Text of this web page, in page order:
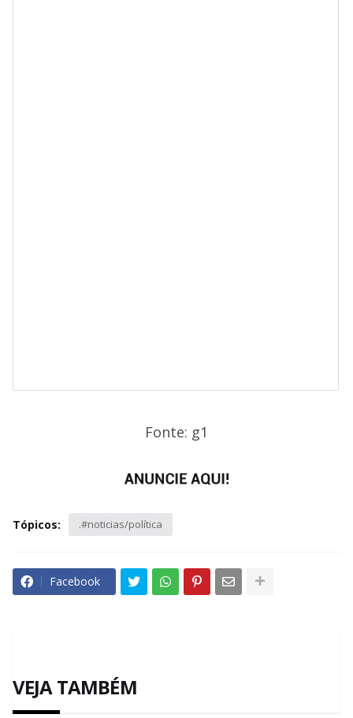
Fonte: g1
Tópicos: .#noticias/política
Facebook
VEJA TAMBÉM